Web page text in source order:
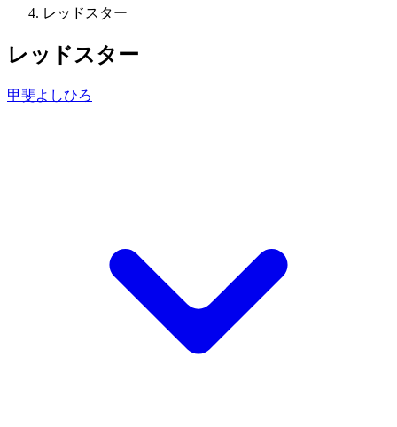
レッドスター
レッドスター
甲斐よしひろ